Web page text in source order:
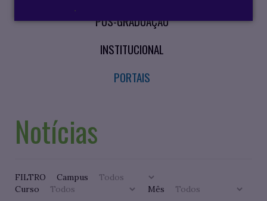
.
PÓS-GRADUAÇÃO
INSTITUCIONAL
PORTAIS
Notícias
FILTRO
Campus
Curso
Mês